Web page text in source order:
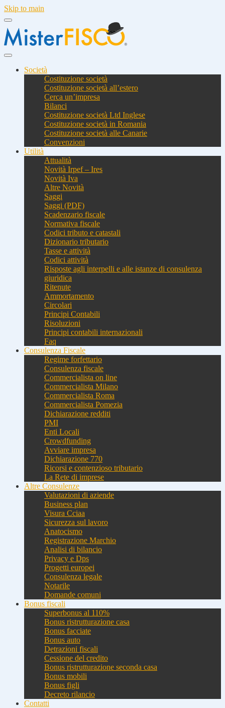
Skip to main
Società
Costituzione società
Costituzione società all’estero
Cerca un’impresa
Bilanci
Costituzione società Ltd Inglese
Costituzione società in Romania
Costituzione società alle Canarie
Convenzioni
Utilità
Attualità
Novità Irpef – Ires
Novità Iva
Altre Novità
Saggi
Saggi (PDF)
Scadenzario fiscale
Normativa fiscale
Codici tributo e catastali
Dizionario tributario
Tasse e attività
Codici attività
Risposte agli interpelli e alle istanze di consulenza
giuridica
Ritenute
Ammortamento
Circolari
Principi Contabili
Risoluzioni
Principi contabili internazionali
Faq
Consulenza Fiscale
Regime forfettario
Consulenza fiscale
Commercialista on line
Commercialista Milano
Commercialista Roma
Commercialista Pomezia
Dichiarazione redditi
PMI
Enti Locali
Crowdfunding
Avviare impresa
Dichiarazione 770
Ricorsi e contenzioso tributario
La Rete di imprese
Altre Consulenze
Valutazioni di aziende
Business plan
Visura Cciaa
Sicurezza sul lavoro
Anatocismo
Registrazione Marchio
Analisi di bilancio
Privacy e Dps
Progetti europei
Consulenza legale
Notarile
Domande comuni
Bonus fiscali
Superbonus al 110%
Bonus ristrutturazione casa
Bonus facciate
Bonus auto
Detrazioni fiscali
Cessione del credito
Bonus ristrutturazione seconda casa
Bonus mobili
Bonus figli
Decreto rilancio
Contatti